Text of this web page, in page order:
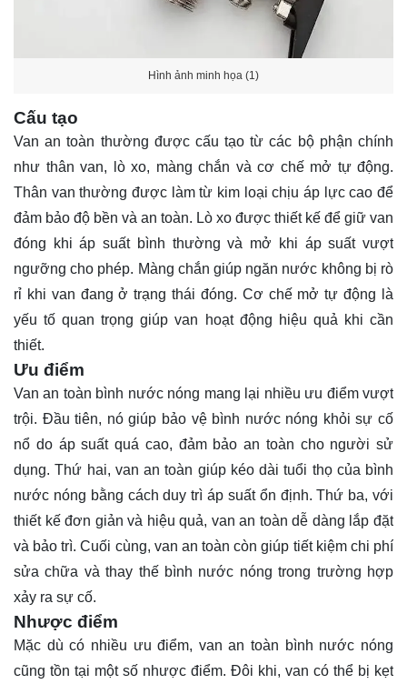
Hình ảnh minh họa (1)
Cấu tạo
Van an toàn thường được cấu tạo từ các bộ phận chính
như thân van, lò xo, màng chắn và cơ chế mở tự động.
Thân van thường được làm từ kim loại chịu áp lực cao để
đảm bảo độ bền và an toàn. Lò xo được thiết kế để giữ van
đóng khi áp suất bình thường và mở khi áp suất vượt
ngưỡng cho phép. Màng chắn giúp ngăn nước không bị rò
rỉ khi van đang ở trạng thái đóng. Cơ chế mở tự động là
yếu tố quan trọng giúp van hoạt động hiệu quả khi cần
thiết.
Ưu điểm
Van an toàn bình nước nóng mang lại nhiều ưu điểm vượt
trội. Đầu tiên, nó giúp bảo vệ bình nước nóng khỏi sự cố
nổ do áp suất quá cao, đảm bảo an toàn cho người sử
dụng. Thứ hai, van an toàn giúp kéo dài tuổi thọ của bình
nước nóng bằng cách duy trì áp suất ổn định. Thứ ba, với
thiết kế đơn giản và hiệu quả, van an toàn dễ dàng lắp đặt
và bảo trì. Cuối cùng, van an toàn còn giúp tiết kiệm chi phí
sửa chữa và thay thế bình nước nóng trong trường hợp
xảy ra sự cố.
Nhược điểm
Mặc dù có nhiều ưu điểm, van an toàn bình nước nóng
cũng tồn tại một số nhược điểm. Đôi khi, van có thể bị kẹt